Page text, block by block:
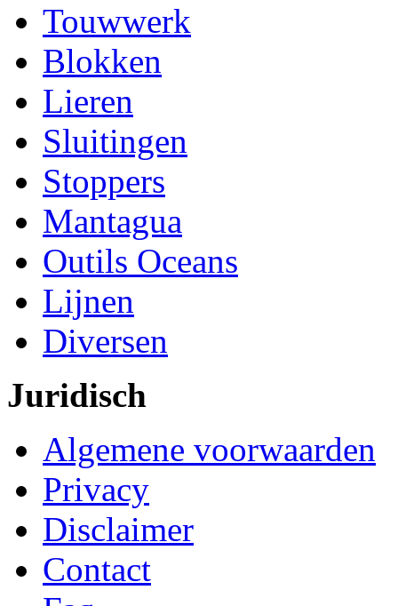
Touwwerk
Blokken
Lieren
Sluitingen
Stoppers
Mantagua
Outils Oceans
Lijnen
Diversen
Juridisch
Algemene voorwaarden
Privacy
Disclaimer
Contact